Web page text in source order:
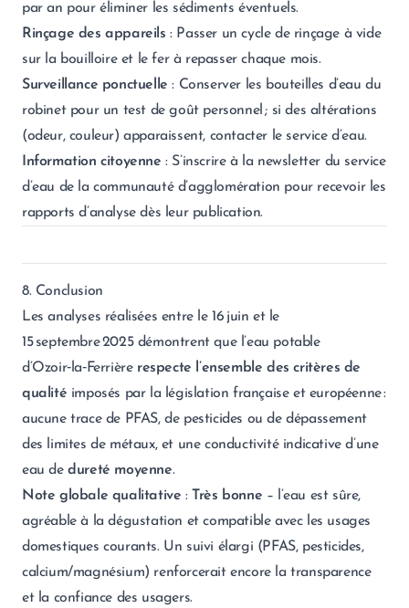
par an pour éliminer les sédiments éventuels.
Rinçage des appareils : Passer un cycle de rinçage à vide
sur la bouilloire et le fer à repasser chaque mois.
Surveillance ponctuelle : Conserver les bouteilles d’eau du
robinet pour un test de goût personnel ; si des altérations
(odeur, couleur) apparaissent, contacter le service d’eau.
Information citoyenne : S’inscrire à la newsletter du service
d’eau de la communauté d’agglomération pour recevoir les
rapports d’analyse dès leur publication.
8. Conclusion
Les analyses réalisées entre le 16 juin et le
15 septembre 2025 démontrent que l’eau potable
d’Ozoir‑la‑Ferrière respecte l’ensemble des critères de
qualité imposés par la législation française et européenne :
aucune trace de PFAS, de pesticides ou de dépassement
des limites de métaux, et une conductivité indicative d’une
eau dedureté moyenne.
Note globale qualitative : Très bonne – l’eau est sûre,
agréable à la dégustation et compatible avec les usages
domestiques courants. Un suivi élargi (PFAS, pesticides,
calcium/magnésium) renforcerait encore la transparence
et la confiance des usagers.